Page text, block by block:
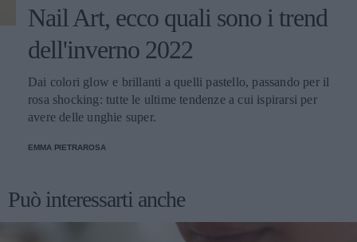
Nail Art, ecco quali sono i trend
dell'inverno 2022
Dai colori glow e brillanti a quelli pastello, passando per il
rosa shocking: tutte le ultime tendenze a cui ispirarsi per
avere delle unghie super.
EMMA PIETRAROSA
Può interessarti anche